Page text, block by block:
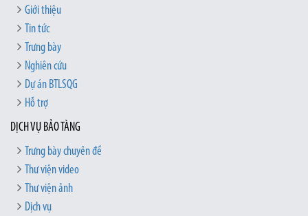
Giới thiệu
Tin tức
Trưng bày
Nghiên cứu
Dự án BTLSQG
Hỗ trợ
DỊCH VỤ BẢO TÀNG
Trưng bày chuyên đề
Thư viện video
Thư viện ảnh
Dịch vụ